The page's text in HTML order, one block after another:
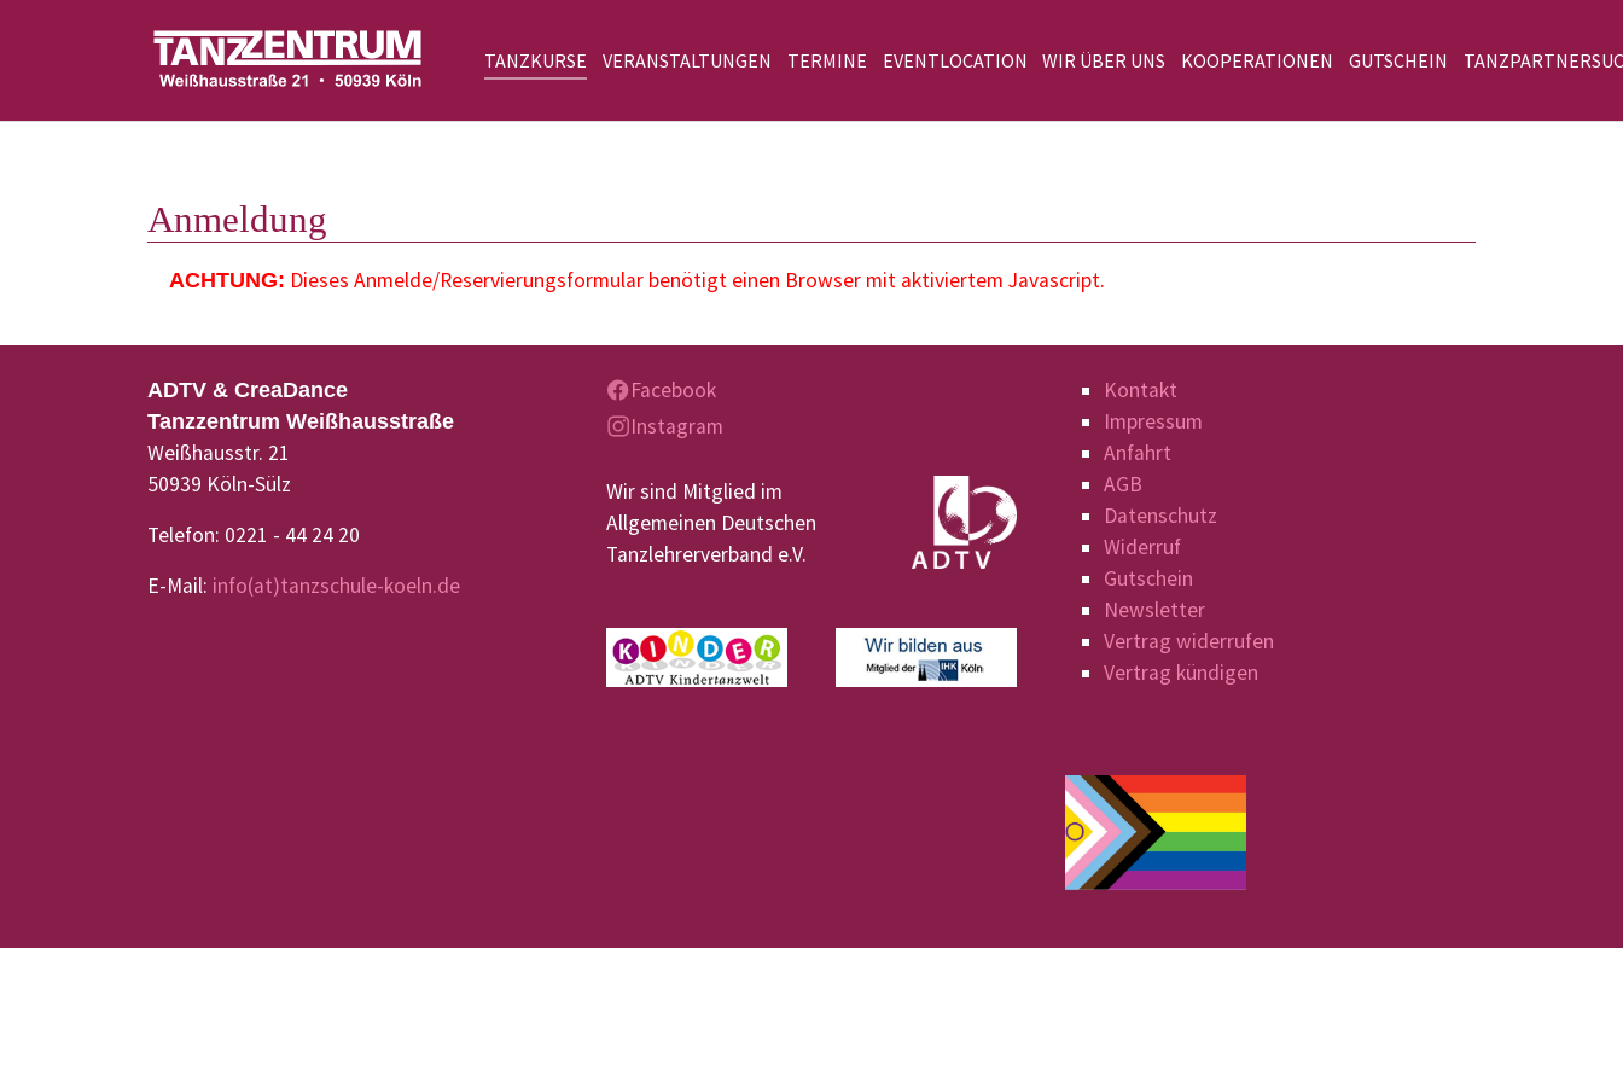
TANZKURSE VERANSTALTUNGEN TERMINE EVENTLOCATION WIR ÜBER UNS KOOPERATIONEN GUTSCHEIN
Anmeldung
ACHTUNG: Dieses Anmelde/Reservierungsformular benötigt einen Browser mit aktiviertem Javascript.
ADTV & CreaDance
Tanzzentrum Weißhausstraße
Weißhausstr. 21
50939 Köln-Sülz
Telefon: 0221 - 44 24 20
E-Mail: info(at)tanzschule-koeln.de
Facebook
Instagram
Wir sind Mitglied im
Allgemeinen Deutschen
Tanzlehrerverband e.V.
Kontakt
Impressum
Anfahrt
AGB
Datenschutz
Widerruf
Gutschein
Newsletter
Vertrag widerrufen
Vertrag kündigen